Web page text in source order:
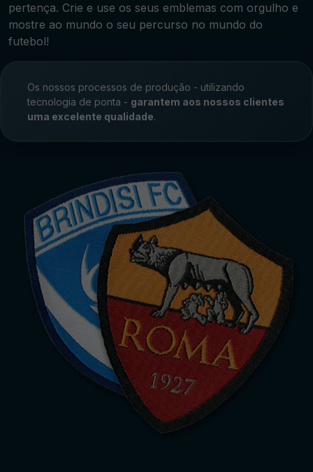
pertença. Crie e use os seus emblemas com orgulho e
mostre ao mundo o seu percurso no mundo do
futebol!
Os nossos processos de produção - utilizando
tecnologia de ponta - garantem aos nossos clientes
uma excelente qualidade.